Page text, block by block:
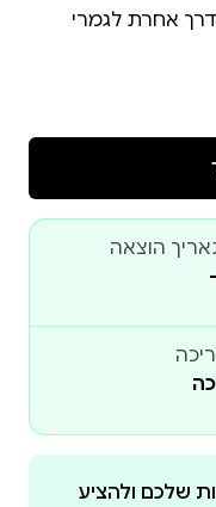
הוצאה
שלכם ולהציע